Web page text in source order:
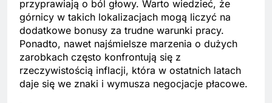
przyprawiają o ból głowy. Warto wiedzieć, że
górnicy w takich lokalizacjach mogą liczyć na
dodatkowe bonusy za trudne warunki pracy.
Ponadto, nawet najśmielsze marzenia o dużych
zarobkach często konfrontują się z
rzeczywistością inflacji, która w ostatnich latach
daje się we znaki i wymusza negocjacje płacowe.